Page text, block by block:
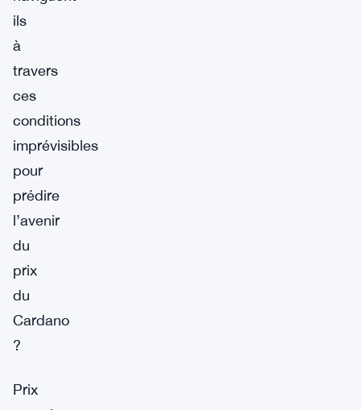
ils
à
travers
ces
conditions
imprévisibles
pour
prédire
l’avenir
du
prix
du
Cardano
?
Prix